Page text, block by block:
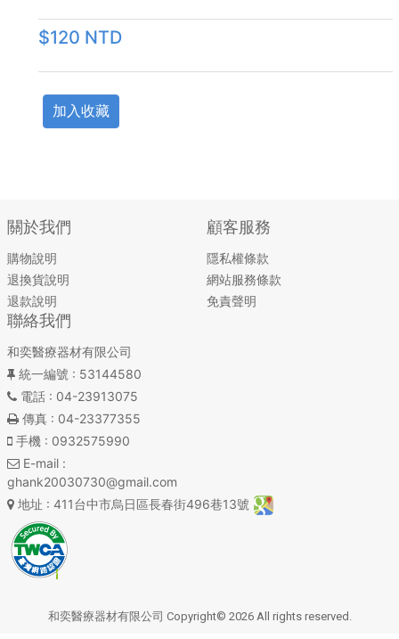
$120 NTD
加入收藏
關於我們
購物說明
退換貨說明
退款說明
顧客服務
隱私權條款
網站服務條款
免責聲明
聯絡我們
和奕醫療器材有限公司
統一編號 : 53144580
電話: 04-23913075
傳真: 04-23377355
手機 : 0932575990
E-mail:
ghank20030730@gmail.com
地址 : 411台中市烏日區長春街496巷13號
和奕醫療器材有限公司 Copyright© 2026 All rights reserved.